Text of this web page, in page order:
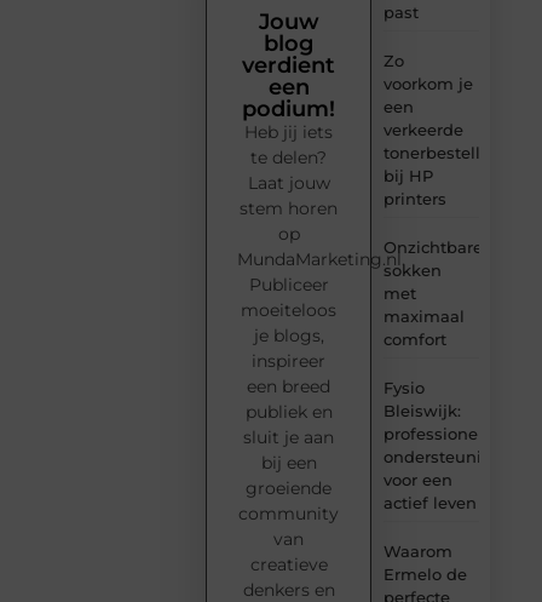
past
Zo
voorkom je
een
verkeerde
tonerbestelling
bij HP
printers
Onzichtbare
sokken
met
maximaal
comfort
Fysio
Bleiswijk:
professionele
ondersteuning
voor een
actief leven
Waarom
Ermelo de
perfecte
Jouw
blog
verdient
een
podium!
Heb jij iets
te delen?
Laat jouw
stem horen
op
MundaMarketing.nl.
Publiceer
moeiteloos
je blogs,
inspireer
een breed
publiek en
sluit je aan
bij een
groeiende
community
van
creatieve
denkers en